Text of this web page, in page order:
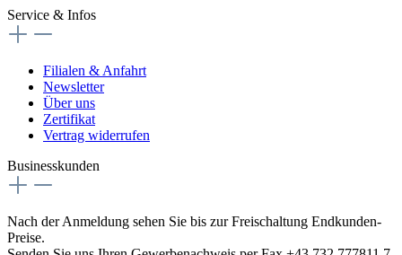
Service & Infos
Filialen & Anfahrt
Newsletter
Über uns
Zertifikat
Vertrag widerrufen
Businesskunden
Nach der Anmeldung sehen Sie bis zur Freischaltung Endkunden-
Preise.